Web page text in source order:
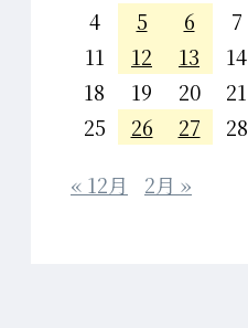
4
5 6 7
11
12 13 14
18
19 20 21
25
26 27 28
« 12月
2月 »